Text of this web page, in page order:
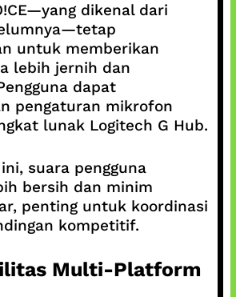
dikenal dari
untuk memberikan
lebih jernih dan
dapat
pengaturan mikrofon
lunak Logitech G Hub.
suara pengguna
bersih dan minim
penting untuk koordinasi
kompetitif.
Multi-Platform